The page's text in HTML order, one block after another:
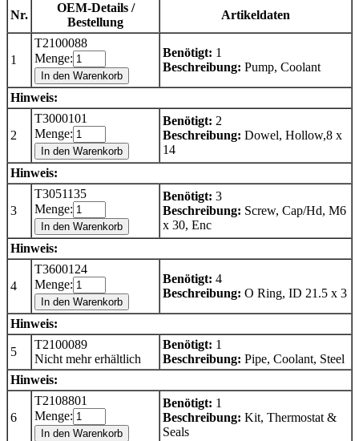
Nr.
OEM-Details /
Bestellung
Artikeldaten
1
T2100088
Menge:
In den Warenkorb
Benötigt: 1
Beschreibung: Pump, Coolant
Hinweis:
2
T3000101
Menge:
In den Warenkorb
Benötigt: 2
Beschreibung: Dowel, Hollow,8 x
14
Hinweis:
3
T3051135
Menge:
In den Warenkorb
Benötigt: 3
Beschreibung: Screw, Cap/Hd, M6
x 30, Enc
Hinweis:
4
T3600124
Menge:
In den Warenkorb
Benötigt: 4
Beschreibung: O Ring, ID 21.5 x 3
Hinweis:
5
T2100089
Nicht mehr erhältlich
Benötigt: 1
Beschreibung: Pipe, Coolant, Steel
Hinweis:
6
T2108801
Menge:
In den Warenkorb
Benötigt: 1
Beschreibung: Kit, Thermostat &
Seals